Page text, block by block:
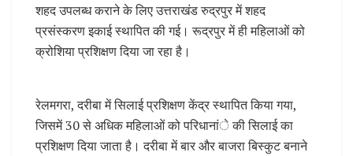
शहद उपलब्ध कराने के लिए उत्तराखंड रुद्रपुर में शहद
प्रसंस्करण इकाई स्थापित की गई। रूद्रपुर में ही महिलाओं को
क्रोशिया प्रशिक्षण दिया जा रहा है।
रेलमगरा, दरीबा में सिलाई प्रशिक्षण केंद्र स्थापित किया गया,
जिसमें 30 से अधिक महिलाओं को परिधानांे की सिलाई का
प्रशिक्षण दिया जाता है। दरीबा में बार और बाजरा बिस्कुट बनाने